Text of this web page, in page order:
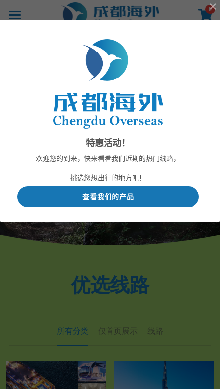
0
提供技术支持
成都海外 旅游有限责任公司
— 您的旅游专家 —
现在出发
优选线路
所有分类 仅首页展示 线路
×
商品分类
特惠活动！
欢迎您的到来，快来看看我们近期的热门线路，
挑选您想出行的地方吧！
查看我们的产品